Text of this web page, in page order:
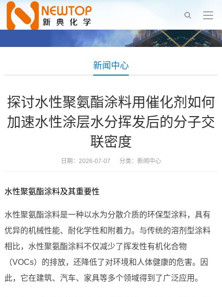
新闻中心
探讨水性聚氨酯涂料用催化剂如何
加速水性涂层水分挥发后的分子交
联密度
日期：2026-07-07 分类： 新闻中心
水性聚氨酯涂料及其重要性
水性聚氨酯涂料是一种以水为分散介质的环保型涂料，具有
优异的机械性能、耐化学性和附着力。与传统的溶剂型涂料
相比，水性聚氨酯涂料不仅减少了挥发性有机化合物
（VOCs）的排放，还降低了对环境和人体健康的危害。因
此，它在建筑、汽车、家具等多个领域得到了广泛应用。